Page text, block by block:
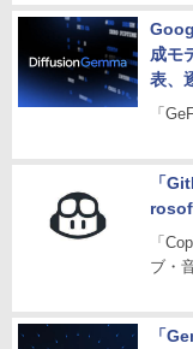
成モ
表、
「
「
「
ブ・
「